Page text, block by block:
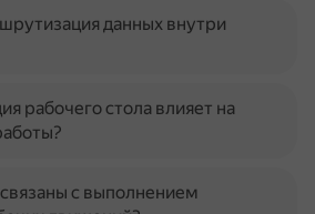
данных внутри
рабочего стола влияет на
с выполнением